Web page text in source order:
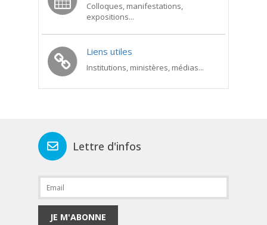
Colloques, manifestations,
expositions...
Liens utiles
Institutions, ministères, médias...
Lettre d'infos
JE M'ABONNE